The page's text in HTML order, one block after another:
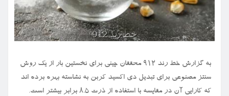
به گزارش خط رند ۹۱۲ محققان چینی برای نخستین بار از یک روش
سنتز مصنوعی برای تبدیل دی اکسید کربن به نشاسته بهره برده اند
که کارایی آن در مقایسه با استفاده از ذرت ۸.۵ برابر بیشتر است.